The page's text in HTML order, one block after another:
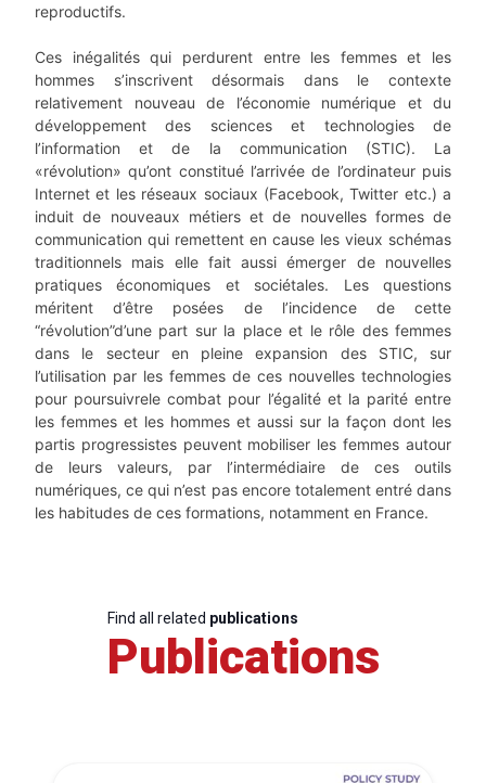
reproductifs.
Ces inégalités qui perdurent entre les femmes et les
hommes s’inscrivent désormais dans le contexte
relativement nouveau de l’économie numérique et du
développement des sciences et technologies de
l’information et de la communication (STIC). La
«révolution» qu’ont constitué l’arrivée de l’ordinateur puis
Internet et les réseaux sociaux (Facebook, Twitter etc.) a
induit de nouveaux métiers et de nouvelles formes de
communication qui remettent en cause les vieux schémas
traditionnels mais elle fait aussi émerger de nouvelles
pratiques économiques et sociétales. Les questions
méritent d’être posées de l’incidence de cette
“révolution”d’une part sur la place et le rôle des femmes
dans le secteur en pleine expansion des STIC, sur
l’utilisation par les femmes de ces nouvelles technologies
pour poursuivrele combat pour l’égalité et la parité entre
les femmes et les hommes et aussi sur la façon dont les
partis progressistes peuvent mobiliser les femmes autour
de leurs valeurs, par l’intermédiaire de ces outils
numériques, ce qui n’est pas encore totalement entré dans
les habitudes de ces formations, notamment en France.
Find all related publications
Publications